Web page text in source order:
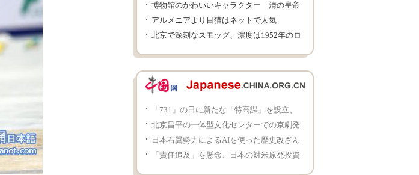
ぎる美少女
博物館のかわいいキャラクター 清の皇帝
の絵文字も
アルメニアより目猫はネットで人気
北京で深刻なスモッグ、濃度は1952年のロ